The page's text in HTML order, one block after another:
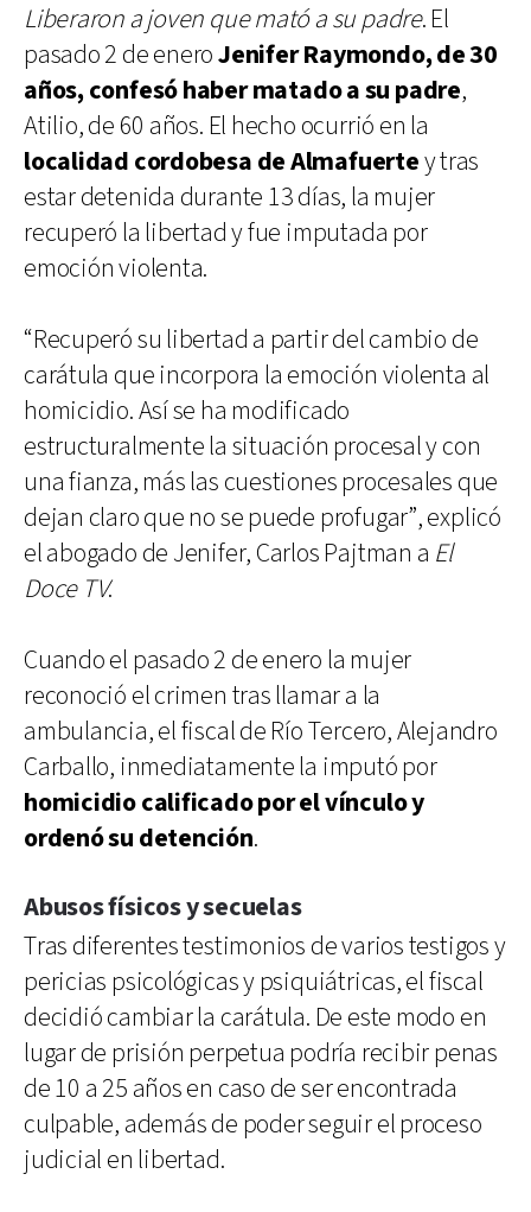
Liberaron a joven que mató a su padre. El
pasado 2 de eneroJenifer Raymondo, de 30
años, confesó haber matado a su padre,
Atilio, de 60 años. El hecho ocurrió en la
localidad cordobesa de Almafuertey tras
estar detenida durante 13 días, la mujer
recuperó la libertad y fue imputada por
emoción violenta.
“Recuperó su libertad a partir del cambio de
carátula que incorpora la emoción violenta al
homicidio. Así se ha modificado
estructuralmente la situación procesal y con
una fianza, más las cuestiones procesales que
dejan claro que no se puede profugar”, explicó
el abogado de Jenifer, Carlos Pajtman a El
Doce TV.
Cuando el pasado 2 de enero la mujer
reconoció el crimen tras llamar a la
ambulancia, el fiscal de Río Tercero, Alejandro
Carballo, inmediatamente la imputó por
homicidio calificado por el vínculo y
ordenó su detención.
Abusos físicos y secuelas
Tras diferentes testimonios de varios testigos y
pericias psicológicas y psiquiátricas, el fiscal
decidió cambiar la carátula. De este modo en
lugar de prisión perpetua podría recibir penas
de 10 a 25 años en caso de ser encontrada
culpable, además de poder seguir el proceso
judicial en libertad.